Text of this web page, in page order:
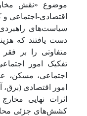
موضوع «نقش
اقتصادی-اجتماعی
سیاست‌های راهبردی
دست یافتند که
متفاوتی را بر فقر
تفکیک امور
اجتماعی، مسکن،
امور اقتصادی
اثرات نهایی
کشش‌های جزئی